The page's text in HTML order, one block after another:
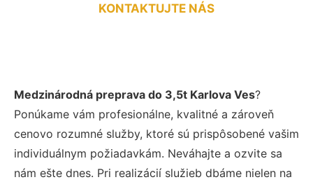
KONTAKTUJTE NÁS
Medzinárodná preprava do 3,5t Karlova Ves?
Ponúkame vám profesionálne, kvalitné a zároveň
cenovo rozumné služby, ktoré sú prispôsobené vašim
individuálnym požiadavkám. Neváhajte a ozvite sa
nám ešte dnes. Pri realizácií služieb dbáme nielen na